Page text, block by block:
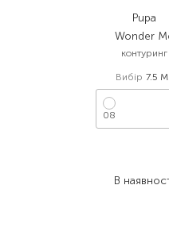
Pupa
Wonder
контуринг
Вибір 7.5
08
В